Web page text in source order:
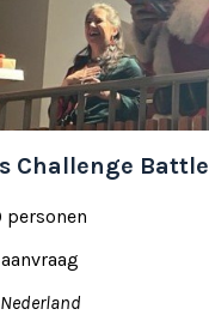
Challenge Battle
personen